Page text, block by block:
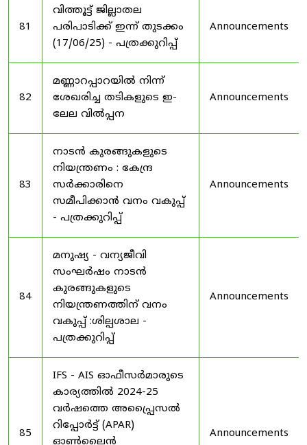
81
വിത്തൂട്ട് ജില്ലാതല
പരിപാടിക്ക് ഇന്ന് തുടക്കം
(17/06/25) - പത്രക്കുറിപ്പ്
Announcements
82
മണ്ണാറപ്പാറയിൽ നിന്ന്
ശേഖരിച്ച തടികളുടെ ഇ-
ലേല വിൽപ്പന
Announcements
83
നാടൻ കുരങ്ങുകളുടെ
നിയന്ത്രണം : കേന്ദ്ര
സർക്കാരിനെ
സമീപിക്കാൻ വനം വകുപ്പ്
- പത്രക്കുറിപ്പ്
Announcements
84
മനുഷ്യ - വന്യജീവി
സംഘർഷം നാടൻ
കുരങ്ങുകളുടെ
നിയന്ത്രണത്തിന് വനം
വകുപ്പ് :ശില്പശാല -
പത്രക്കുറിപ്പ്
Announcements
85
IFS - AIS ഓഫീസർമാരുടെ
കാര്യത്തിൽ 2024-25
വർഷത്തെ അപ്പ്രൈസൽ
റിപ്പോർട്ട് (APAR)
ഓൺലൈൻ
Announcements